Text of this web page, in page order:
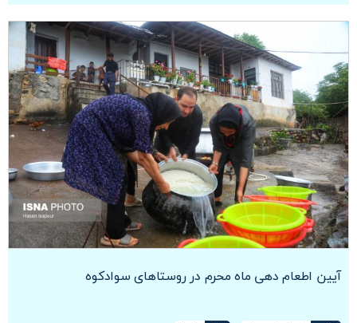
آیین اطعام دهی ماه محرم در روستاهای سوادکوه